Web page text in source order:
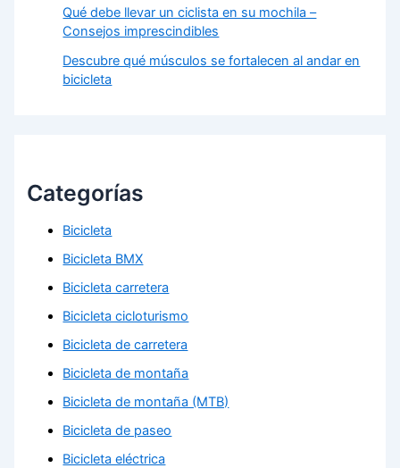
Qué debe llevar un ciclista en su mochila –
Consejos imprescindibles
Descubre qué músculos se fortalecen al andar en
bicicleta
Categorías
Bicicleta
Bicicleta BMX
Bicicleta carretera
Bicicleta cicloturismo
Bicicleta de carretera
Bicicleta de montaña
Bicicleta de montaña (MTB)
Bicicleta de paseo
Bicicleta eléctrica